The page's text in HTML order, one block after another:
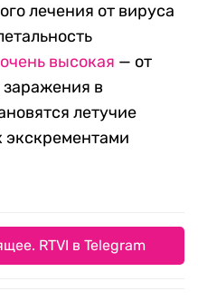
лечения от вируса
очень высокая — от
заражения в
летучие
RTVI в Telegram